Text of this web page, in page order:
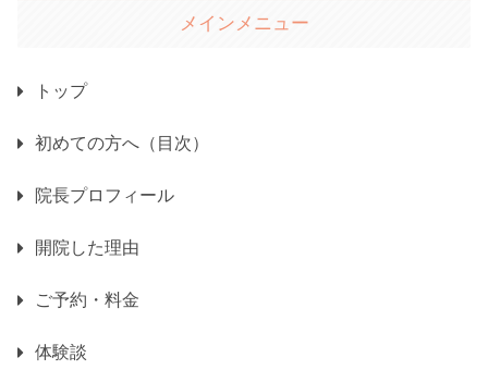
メインメニュー
トップ
初めての方へ（目次）
院長プロフィール
開院した理由
ご予約・料金
体験談